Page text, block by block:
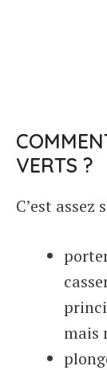
VERTS ?
C’est assez
mais